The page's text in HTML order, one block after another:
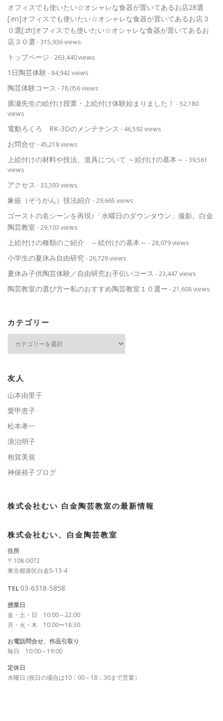
オフィスでも使いたい☆オシャレな食器が置いてあるお店28選
[:en]オフィスでも使いたい☆オシャレな食器が置いてあるお店３
０選[:zh]オフィスでも使いたい☆オシャレな食器が置いてあるお
店３０選 - 315,936 views
トップページ - 263,440 views
1日陶芸体験 - 84,942 views
陶芸体験コース - 78,056 views
廣瀬先生の絵付け授業・上絵付け体験始まりました！ - 52,180
views
電動ろくろ RK-3Dのメンテナンス - 46,592 views
お問合せ- 45,218 views
上絵付けの材料や技法、道具について ～絵付けの基本～ - 39,561
views
アクセス - 33,393 views
象嵌（ぞうがん）技法紹介 - 29,665 views
ゴーストの名シーンを再現♪「水曜日のダウンタウン」撮影。白金
陶芸教室 - 29,103 views
上絵付けの種類のご紹介 ～絵付けの基本～ - 28,079 views
小学生の夏休み自由研究- 26,729 views
夏休み子供陶芸体験／自由研究お手伝いコース - 23,447 views
陶芸教室の選び方ー私のおすすめ陶芸教室１０選ー - 21,608 views
カテゴリー
ー
友人
山本由里子
愛甲恵子
松本孝一
浪治明子
相賀美規
神保裕子ブログ
株式会社むい 白金陶芸教室の最新情報
株式会社むい、白金陶芸教室
住所
〒108-0072
東京都港区白金5-13-4
TEL 03-6318-5858
授業日
金・土・日 10:00～22:00
月・火・木 10:00〜18:30
お電話問合せ、作品引取り
毎日 10:00～19:00
定休日
水曜日 (祝日の場合は10：00～18：30まで営業）